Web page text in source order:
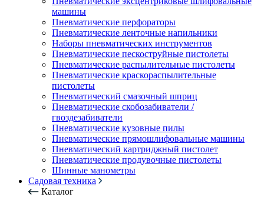
машины
Пневматические перфораторы
Пневматические ленточные напильники
Наборы пневматических инструментов
Пневматические пескоструйные пистолеты
Пневматические распылительные пистолеты
Пневматические краскораспылительные
пистолеты
Пневматический смазочный шприц
Пневматические скобозабиватели /
гвоздезабиватели
Пневматические кузовные пилы
Пневматические прямошлифовальные машины
Пневматический картриджный пистолет
Пневматические продувочные пистолеты
Шинные манометры
Садовая техника
Каталог